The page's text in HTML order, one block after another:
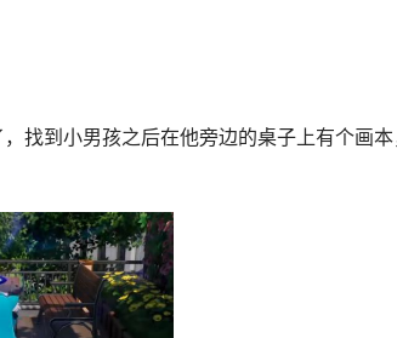
找到小男孩之后在他旁边的桌子上有个画